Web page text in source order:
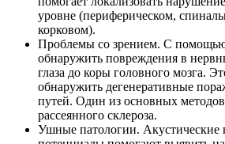
уровне (периферическом,
корковом).
Проблемы со зрением. С
обнаружить повреждения в
глаза до коры головного мозга.
обнаружить дегенеративные
путей. Один из основных
рассеянного склероза.
Ушные патологии. Акустические